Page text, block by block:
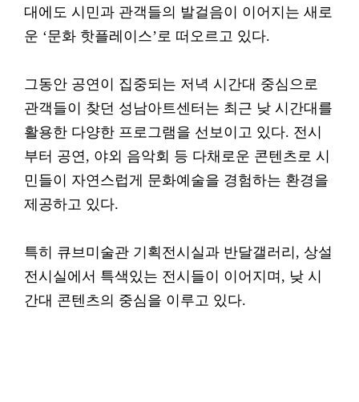
대에도 시민과 관객들의 발걸음이 이어지는 새로
운 ‘문화 핫플레이스’로 떠오르고 있다.
그동안 공연이 집중되는 저녁 시간대 중심으로
관객들이 찾던 성남아트센터는 최근 낮 시간대를
활용한 다양한 프로그램을 선보이고 있다. 전시
부터 공연, 야외 음악회 등 다채로운 콘텐츠로 시
민들이 자연스럽게 문화예술을 경험하는 환경을
제공하고 있다.
특히 큐브미술관 기획전시실과 반달갤러리, 상설
전시실에서 특색있는 전시들이 이어지며, 낮 시
간대 콘텐츠의 중심을 이루고 있다.